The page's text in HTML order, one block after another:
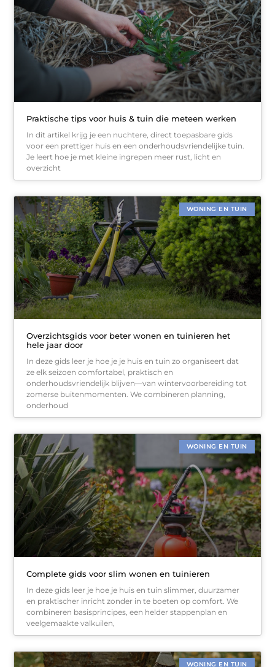
Praktische tips voor huis & tuin die meteen werken
In dit artikel krijg je een nuchtere, direct toepasbare gids
voor een prettiger huis en een onderhoudsvriendelijke tuin.
Je leert hoe je met kleine ingrepen meer rust, licht en
overzicht
WONING EN TUIN
Overzichtsgids voor beter wonen en tuinieren het
hele jaar door
In deze gids leer je hoe je je huis en tuin zo organiseert dat
ze elk seizoen comfortabel, praktisch en
onderhoudsvriendelijk blijven—van wintervoorbereiding tot
zomerse buitenmomenten. We combineren planning,
onderhoud
WONING EN TUIN
Complete gids voor slim wonen en tuinieren
In deze gids leer je hoe je huis en tuin slimmer, duurzamer
en praktischer inricht zonder in te boeten op comfort. We
combineren basisprincipes, een helder stappenplan en
veelgemaakte valkuilen,
WONING EN TUIN